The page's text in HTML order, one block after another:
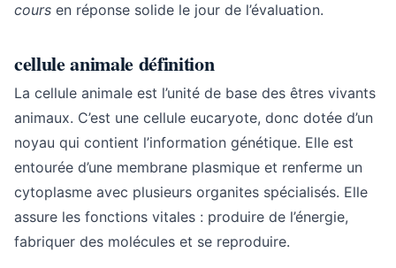
cours en réponse solide le jour de l’évaluation.
cellule animale définition
La cellule animale est l’unité de base des êtres vivants
animaux. C’est une cellule eucaryote, donc dotée d’un
noyau qui contient l’information génétique. Elle est
entourée d’une membrane plasmique et renferme un
cytoplasme avec plusieurs organites spécialisés. Elle
assure les fonctions vitales : produire de l’énergie,
fabriquer des molécules et se reproduire.